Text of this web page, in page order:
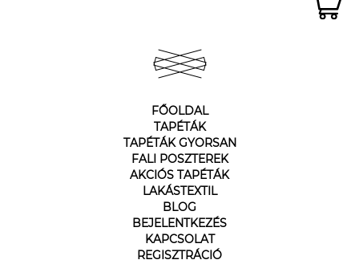
FŐOLDAL
TAPÉTÁK
TAPÉTÁK GYORSAN
FALI POSZTEREK
AKCIÓS TAPÉTÁK
LAKÁSTEXTIL
BLOG
BEJELENTKEZÉS
KAPCSOLAT
REGISZTRÁCIÓ